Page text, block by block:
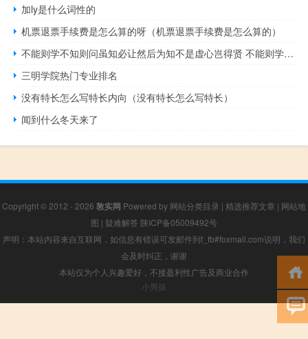
加ly是什么词性的
机票退票手续费是怎么算的呀（机票退票手续费是怎么算的）
不能则学不知则问虽知必让然后为知不是虚心岂得贤 不能则学 不知则问
三明学院热门专业排名
没有特长怎么写特长内向（没有特长怎么写特长）
闻到什么冬天来了
Copyright © 2012 - 2026 敦实网 Powered by 网站分类目录 | 精选推荐文章 | 网站地
图 | 疑难解答 陕ICP备05009492号
声明：本站内容来自互联网，如信息有错误可发邮件到f_fb#foxmail.com说明，我们
会及时纠正，谢谢
本站仅为个人兴趣爱好，不接盈利性广告及商业合作
小男孩